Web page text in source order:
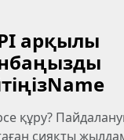
арқылы
құру?
сияқты